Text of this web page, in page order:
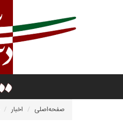
صفحه‌اصلی اخبار